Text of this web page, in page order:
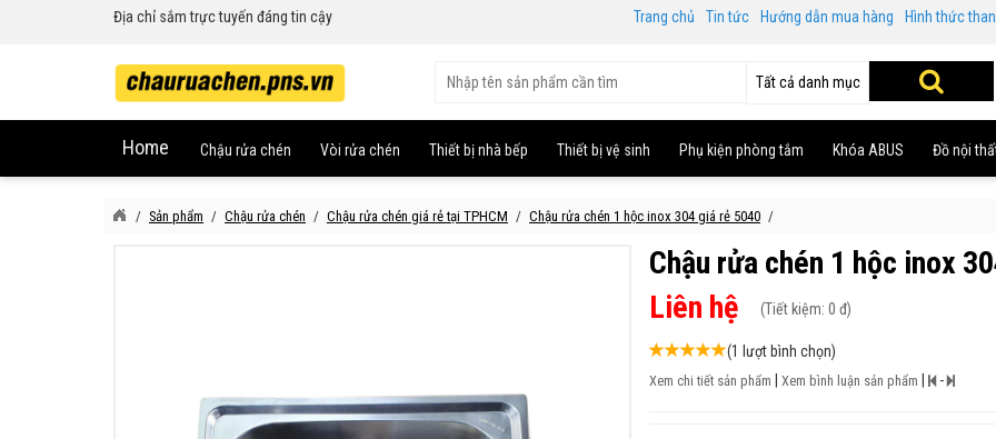
Địa chỉ sắm trực tuyến đáng tin cậy Trang chủ Tin tức Hướng dẫn mua hàng Hình thức
Tất cả danh mục
Home Chậu rửa chén Vòi rửa chén Thiết bị nhà bếp Thiết bị vệ sinh Phụ kiện phòng tắm Khóa ABUS Đồ nội
Sản phẩm Chậu rửa chén Chậu rửa chén giá rẻ tại TPHCM Chậu rửa chén 1 hộc inox 304 giá rẻ 5040
Chậu rửa chén 1 hộc inox
Liên hệ
(Tiết kiệm: 0 đ)
(1 lượt bình chọn)
Xem chi tiết sản phẩm Xem bình luận sản phẩm -